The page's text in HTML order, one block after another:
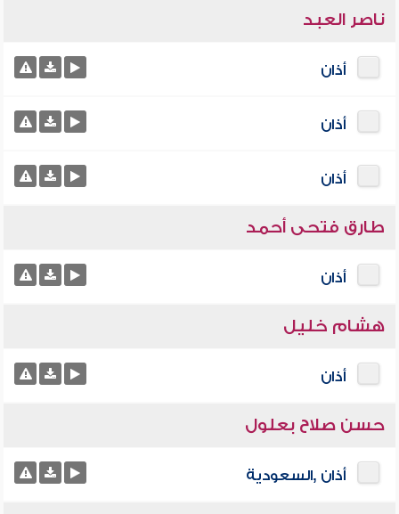
ناصر العبد
أذان
أذان
أذان
طارق فتحى أحمد
أذان
هشام خليل
أذان
حسن صلاح بعلول
أذان ,السعودية